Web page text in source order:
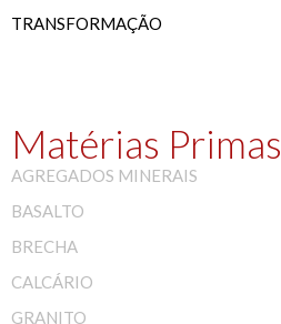
TRANSFORMAÇÃO
Matérias Primas
AGREGADOS MINERAIS
BASALTO
BRECHA
CALCÁRIO
GRANITO